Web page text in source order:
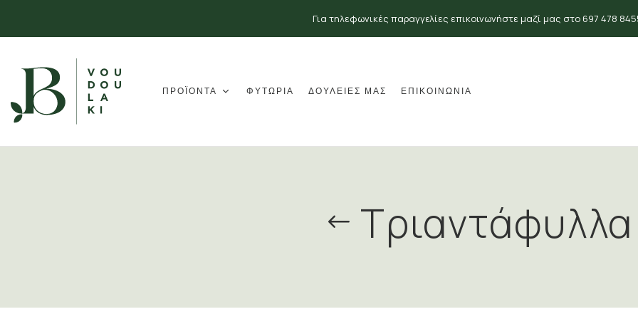
Για τηλεφωνικές παραγγελίες επικοινωνήστε μαζί μας στο 697 478
ΠΡΟΪΟΝΤΑ ΦΥΤΩΡΙΑ ΔΟΥΛΕΙΕΣ ΜΑΣ ΕΠΙΚΟΙΝΩΝΙΑ
Τριαντάφυλλα